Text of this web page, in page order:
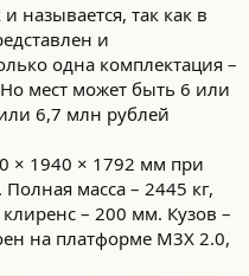
называется, так как в
и
одна комплектация –
мест может быть 6 или
6,7 млн рублей
× 1940 × 1792 мм при
масса – 2445 кг,
– 200 мм. Кузов –
на платформе M3X 2.0,